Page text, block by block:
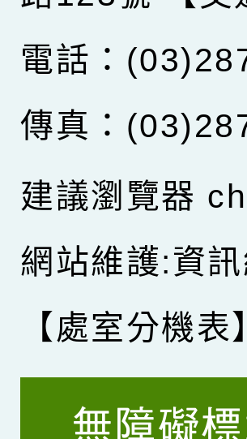
電話：
傳真：
建議瀏覽器
網站維護:資訊
【處室分機表